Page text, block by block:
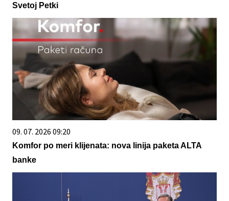
Svetoj Petki
09. 07. 2026 09:20
Komfor po meri klijenata: nova linija paketa ALTA
banke